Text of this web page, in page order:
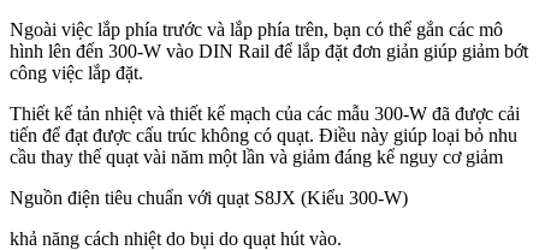
Ngoài việc lắp phía trước và lắp phía trên, bạn có thể gắn các mô
hình lên đến 300-W vào DIN Rail để lắp đặt đơn giản giúp giảm bớt
công việc lắp đặt.
Thiết kế tản nhiệt và thiết kế mạch của các mẫu 300-W đã được cải
tiến để đạt được cấu trúc không có quạt. Điều này giúp loại bỏ nhu
cầu thay thế quạt vài năm một lần và giảm đáng kể nguy cơ giảm
Nguồn điện tiêu chuẩn với quạt S8JX (Kiểu 300-W)
khả năng cách nhiệt do bụi do quạt hút vào.